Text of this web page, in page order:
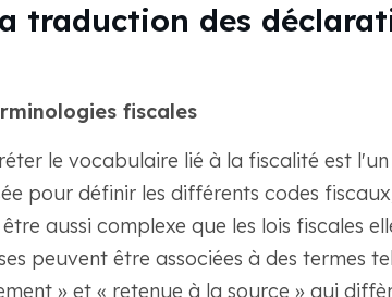
traduction des
fiscales
le vocabulaire lié à la fiscalité est l'un
pour définir les différents codes
aussi complexe que les lois fiscales
peuvent être associées à des termes
» et « retenue à la source » qui